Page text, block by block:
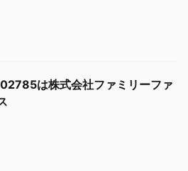
は株式会社ファミリーファ